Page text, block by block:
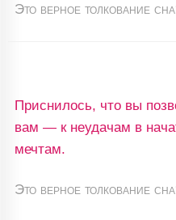
Это верное толкование
Приснилось, что вы
вам — к неудачам в
мечтам.
Это верное толкование